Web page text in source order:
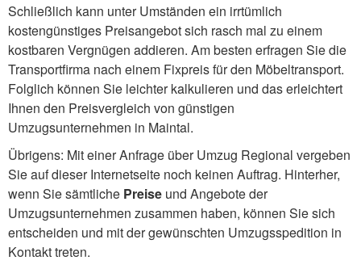
Schließlich kann unter Umständen ein irrtümlich
kostengünstiges Preisangebot sich rasch mal zu einem
kostbaren Vergnügen addieren. Am besten erfragen Sie die
Transportfirma nach einem Fixpreis für den Möbeltransport.
Folglich können Sie leichter kalkulieren und das erleichtert
Ihnen den Preisvergleich von günstigen
Umzugsunternehmen in Maintal.
Übrigens: Mit einer Anfrage über Umzug Regional vergeben
Sie auf dieser Internetseite noch keinen Auftrag. Hinterher,
wenn Sie sämtliche Preise und Angebote der
Umzugsunternehmen zusammen haben, können Sie sich
entscheiden und mit der gewünschten Umzugsspedition in
Kontakt treten.